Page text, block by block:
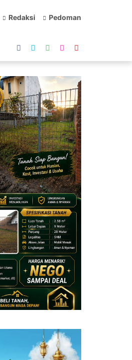
Redaksi Pedoman